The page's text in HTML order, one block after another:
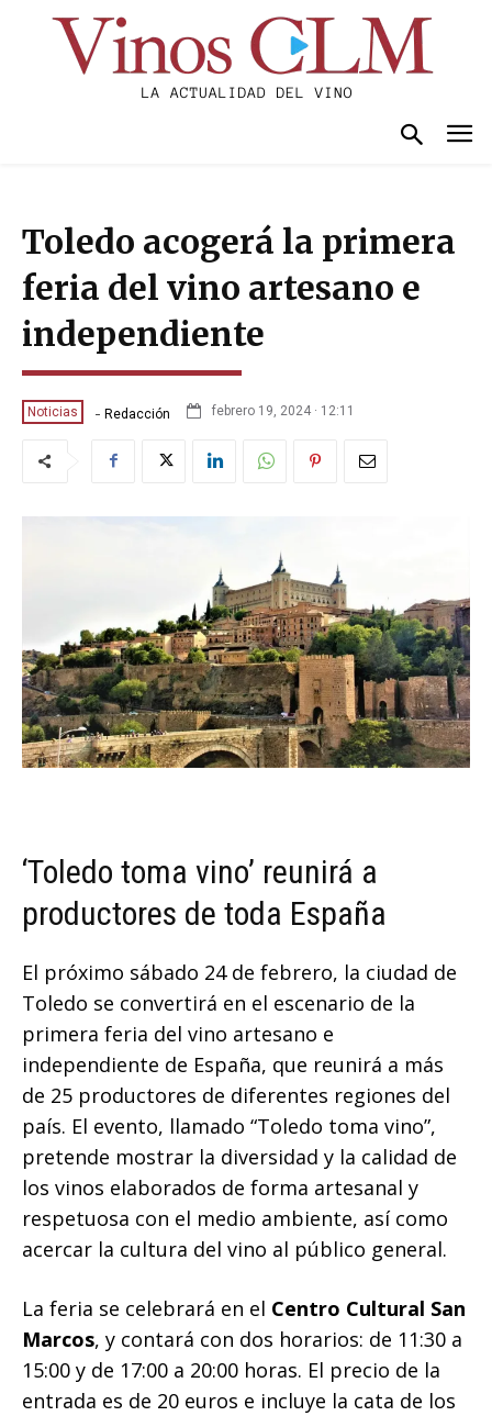
Toledo acogerá la primera
feria del vino artesano e
independiente
Noticias - Redacción febrero 19, 2024 · 12:11
‘Toledo toma vino’ reunirá a
productores de toda España
El próximo sábado 24 de febrero, la ciudad de
Toledo se convertirá en el escenario de la
primera feria del vino artesano e
independiente de España, que reunirá a más
de 25 productores de diferentes regiones del
país. El evento, llamado “Toledo toma vino”,
pretende mostrar la diversidad y la calidad de
los vinos elaborados de forma artesanal y
respetuosa con el medio ambiente, así como
acercar la cultura del vino al público general.
La feria se celebrará en el Centro Cultural San
Marcos, y contará con dos horarios: de 11:30 a
15:00 y de 17:00 a 20:00 horas. El precio de la
entrada es de 20 euros e incluye la cata de los